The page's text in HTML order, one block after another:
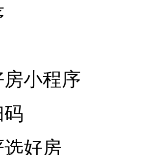
房小程序
好房